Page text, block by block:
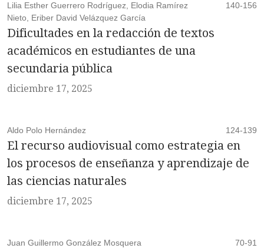
Lilia Esther Guerrero Rodríguez, Elodia Ramírez
Nieto, Eriber David Velázquez García
140-156
Dificultades en la redacción de textos
académicos en estudiantes de una
secundaria pública
diciembre 17, 2025
Aldo Polo Hernández 124-139
El recurso audiovisual como estrategia en
los procesos de enseñanza y aprendizaje de
las ciencias naturales
diciembre 17, 2025
Juan Guillermo González Mosquera 70-91